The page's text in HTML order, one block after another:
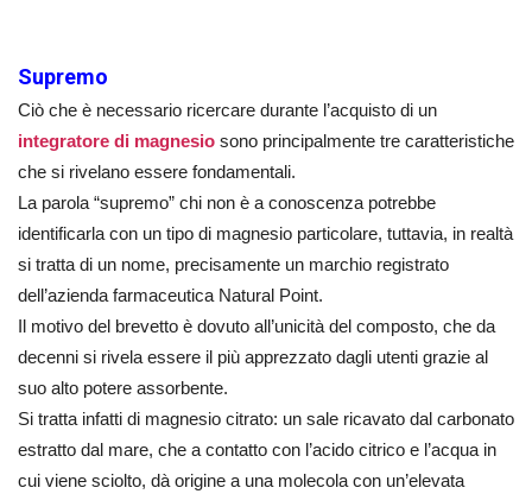
Supremo
Ciò che è necessario ricercare durante l’acquisto di un
integratore di magnesio sono principalmente tre caratteristiche
che si rivelano essere fondamentali.
La parola “supremo” chi non è a conoscenza potrebbe
identificarla con un tipo di magnesio particolare, tuttavia, in realtà
si tratta di un nome, precisamente un marchio registrato
dell’azienda farmaceutica Natural Point.
Il motivo del brevetto è dovuto all’unicità del composto, che da
decenni si rivela essere il più apprezzato dagli utenti grazie al
suo alto potere assorbente.
Si tratta infatti di magnesio citrato: un sale ricavato dal carbonato
estratto dal mare, che a contatto con l’acido citrico e l’acqua in
cui viene sciolto, dà origine a una molecola con un’elevata